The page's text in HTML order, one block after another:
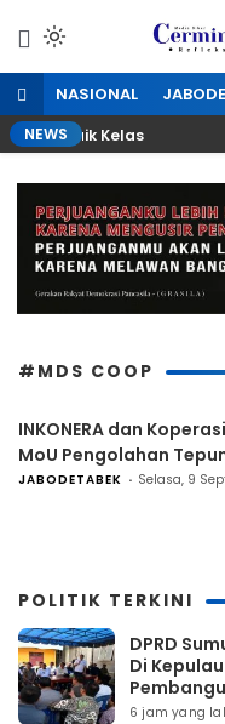
konten
NASIONAL
NEWSNaik Kelas
#MDS COOP
INKONERA dan
MoU Pengolahan
JABODETABEK Selasa, 9
POLITIK TERKINI
DPRD
Di
6 jam yang